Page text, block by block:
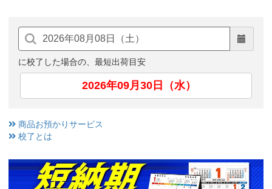
に校了した場合の、最短出荷目安
2026年09月30日（水）
商品お預かりサービス
校了とは